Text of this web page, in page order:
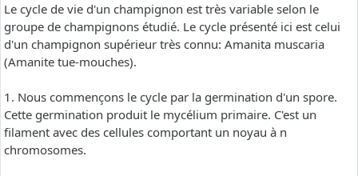
Le cycle de vie d'un champignon est très variable selon le
groupe de champignons étudié. Le cycle présenté ici est celui
d'un champignon supérieur très connu: Amanita muscaria
(Amanite tue-mouches).
1. Nous commençons le cycle par la germination d'un spore.
Cette germination produit le mycélium primaire. C'est un
filament avec des cellules comportant un noyau à n
chromosomes.